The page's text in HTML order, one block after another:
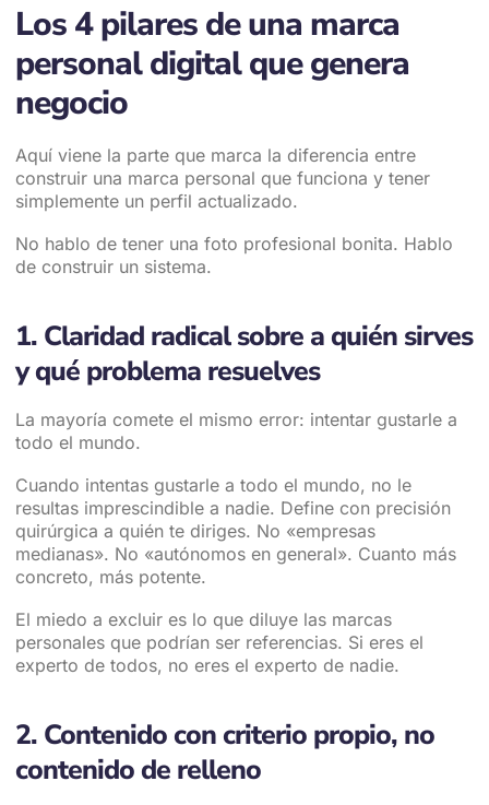
Los 4 pilares de una marca
personal digital que genera
negocio
Aquí viene la parte que marca la diferencia entre
construir una marca personal que funciona y tener
simplemente un perfil actualizado.
No hablo de tener una foto profesional bonita. Hablo
de construir un sistema.
1. Claridad radical sobre a quién sirves
y qué problema resuelves
La mayoría comete el mismo error: intentar gustarle a
todo el mundo.
Cuando intentas gustarle a todo el mundo, no le
resultas imprescindible a nadie. Define con precisión
quirúrgica a quién te diriges. No «empresas
medianas». No «autónomos en general». Cuanto más
concreto, más potente.
El miedo a excluir es lo que diluye las marcas
personales que podrían ser referencias. Si eres el
experto de todos, no eres el experto de nadie.
2. Contenido con criterio propio, no
contenido de relleno